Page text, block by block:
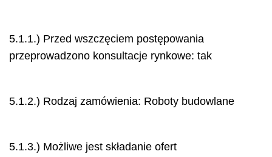
5.1.1.) Przed wszczęciem postępowania
przeprowadzono konsultacje rynkowe: tak
5.1.2.) Rodzaj zamówienia: Roboty budowlane
5.1.3.) Możliwe jest składanie ofert